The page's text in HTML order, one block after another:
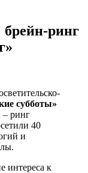
брейн-ринг
субботы»
– ринг
40
и
интереса к